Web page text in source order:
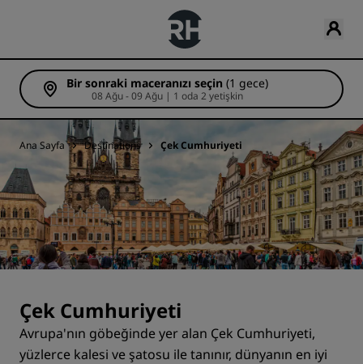
Bir sonraki maceranızı seçin (1 gece)
08 Ağu - 09 Ağu | 1 oda 2 yetişkin
Ana Sayfa Destinations Çek Cumhuriyeti
Çek Cumhuriyeti
Avrupa'nın göbeğinde yer alan Çek Cumhuriyeti,
yüzlerce kalesi ve şatosu ile tanınır, dünyanın en iyi